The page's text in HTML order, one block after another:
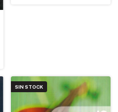
SIN STOCK